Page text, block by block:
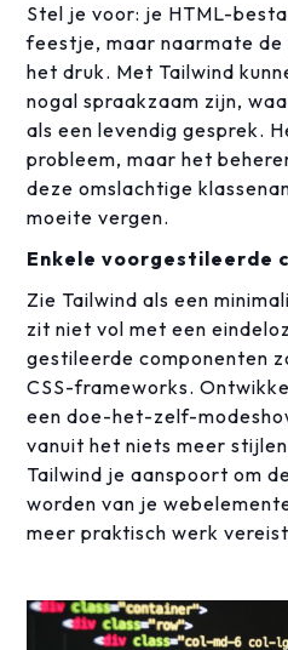
Stel je voor: je HTML-
feestje, maar naarmate
het druk. Met Tailwind
nogal spraakzaam zijn,
als een levendig gesprek.
probleem, maar het
deze omslachtige
moeite vergen.
Enkele voorgestileerde
Zie Tailwind als een
zit niet vol met een
gestileerde componenten
CSS-frameworks.
een doe-het-zelf-
vanuit het niets meer
Tailwind je aanspoort om
worden van je
meer praktisch werk